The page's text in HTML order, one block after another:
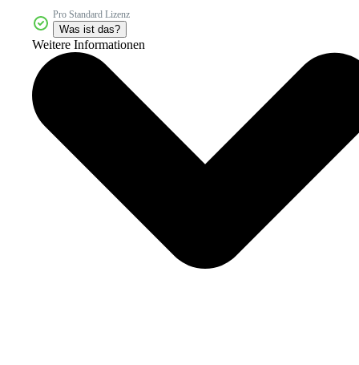
Pro Standard Lizenz
Was ist das?
Weitere Informationen